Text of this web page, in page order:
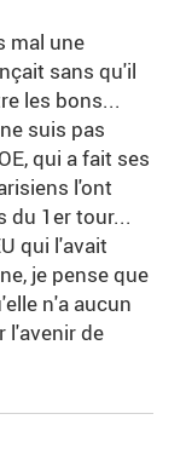
mal une
sans qu'il
les bons...
suis pas
qui a fait ses
l'ont
du 1er tour...
qui l'avait
je pense que
n'a aucun
l'avenir de